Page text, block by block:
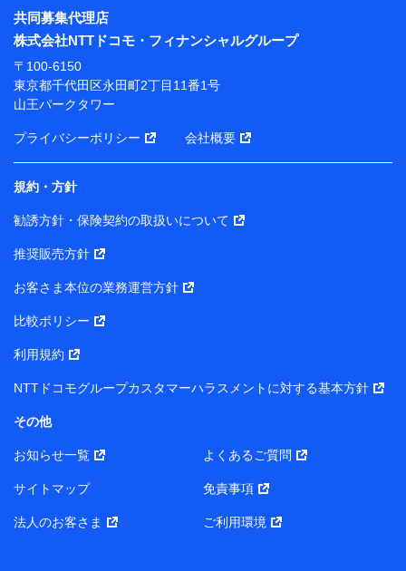
おり）
東京都千代田区永田町2丁目11番1号 山王パークタワー
株式会社NTTドコモ・フィナンシャルグループ 代表取
締役社長 廣井 孝史
東京都中央区日本橋人形町2-14-10 アーバンネット日
本橋ビル 3F
って、以下の提携代理店とお客様の個人データを共同利
用することがあります。
1. 共同利用する個人データの項目
氏名、生年月日、住所、メールアドレス、電話番号、個人の
相談予約に関する情報等
保険契約者と被保険者との関係等
扱とならない保険契約の内容等
情報
2. 共同利用者の範囲
当社（https://www.docomo-insurance.co.jp/）
共同募集代理店
株式会社NTTドコモ・フィナンシャルグループ
〒100-6150
東京都千代田区永田町2丁目11番1号
山王パークタワー
プライバシーポリシー 会社概要
規約・方針
勧誘方針・保険契約の取扱いについて
推奨販売方針
お客さま本位の業務運営方針
比較ポリシー
利用規約
NTTドコモグループカスタマーハラスメントに対する基本方針
その他
お知らせ一覧 よくあるご質問
サイトマップ 免責事項
法人のお客さま ご利用環境